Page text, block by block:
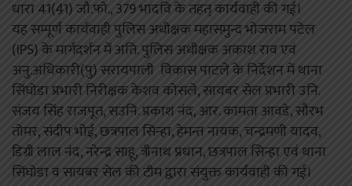
धारा 41(4़1) जौ.फो., 379 भादवि के तहत् कार्यवाही की गई।
यह सम्पूर्ण कार्यवाही पुलिस अधीक्षक महासमुन्द भोजराम पटेल
(IPS) के मार्गदर्शन में अति. पुलिस अधीक्षक अकाश राव एवं
अनु.अधिकारी(पु) सरायपाली विकास पाटले के निर्देशन में थाना
सिंघोडा प्रभारी निरीक्षक केशव कोसले, सायबर सेल प्रभारी उनि.
संजय सिंह राजपूत, सउनि. प्रकाश नंद, आर. कामता आवडे, सौरभ
तोमर, संदीप भोई, छत्रपाल सिन्हा, हेमन्त नायक, चन्द्रमणी यादव,
डिग्री लाल नंद, नरेन्द्र साहू, त्रीनाथ प्रधान, छत्रपाल सिन्हा एवं थाना
सिंघोडा व सायबर सेल की टीम द्वारा संयुक्त कार्यवाही की गई।